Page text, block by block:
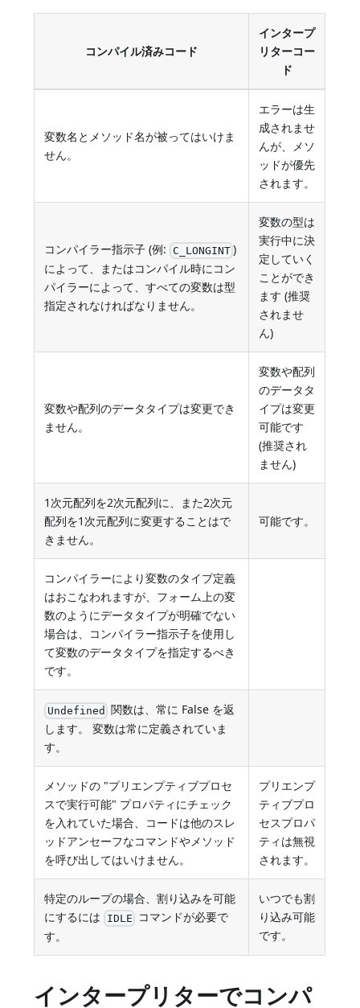
コンパイル済みコード
インタープ
リターコー
ド
変数名とメソッド名が被ってはいけま
せん。
エラーは生
成されませ
んが、メソ
ッドが優先
されます。
コンパイラー指示子 (例: C_LONGINT )
によって、またはコンパイル時にコン
パイラーによって、すべての変数は型
指定されなければなりません。
変数の型は
実行中に決
定していく
ことができ
ます (推奨
されませ
ん)
変数や配列のデータタイプは変更でき
ません。
変数や配列
のデータタ
イプは変更
可能です
(推奨され
ません)
1次元配列を2次元配列に、また2次元
配列を1次元配列に変更することはで
きません。
可能です。
コンパイラーにより変数のタイプ定義
はおこなわれますが、フォーム上の変
数のようにデータタイプが明確でない
場合は、コンパイラー指示子を使用し
て変数のデータタイプを指定するべき
です。
Undefined 関数は、常に False を返
します。 変数は常に定義されていま
す。
メソッドの "プリエンプティブプロセ
スで実行可能" プロパティにチェック
を入れていた場合、コードは他のスレ
ッドアンセーフなコマンドやメソッド
を呼び出してはいけません。
プリエンプ
ティブプロ
セスプロパ
ティは無視
されます。
特定のループの場合、割り込みを可能
にするには IDLE コマンドが必要で
す。
いつでも割
り込み可能
です。
インタープリターでコンパ